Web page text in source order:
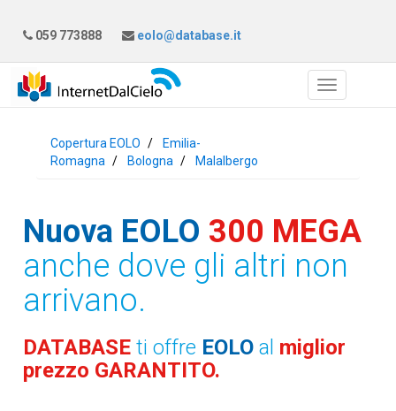
059 773888 eolo@database.it
Copertura EOLO
Emilia-
Romagna
Bologna Malalbergo
Nuova EOLO 300 MEGA
anche dove gli altri non
arrivano.
DATABASEti offre EOLO al miglior
prezzo GARANTITO.